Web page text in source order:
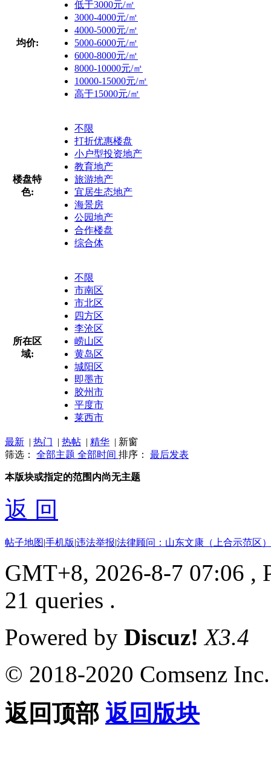
均价:
低于3000元/㎡
3000-4000元/㎡
4000-5000元/㎡
5000-6000元/㎡
6000-8000元/㎡
8000-10000元/㎡
10000-15000元/㎡
高于15000元/㎡
楼盘特
色:
不限
打折优惠楼盘
小户型投资地产
教育地产
旅游地产
宜居生态地产
海景房
公园地产
合作楼盘
综合体
所在区
域:
不限
市南区
市北区
四方区
李沧区
崂山区
黄岛区
城阳区
即墨市
胶州市
平度市
莱西市
最新 | 热门 | 热帖 | 精华 | 新窗
筛选： 全部主题 全部时间 排序： 最后发表
本版块或指定的范围内尚无主题
返 回
帖子地图|手机版|违法举报|法律顾问：山东文康（上合示范区
GMT+8, 2026-8-7 07:06 ,
21 queries .
Powered by Discuz! X3.4
© 2018-2020 Comsenz Inc.
返回顶部 返回版块